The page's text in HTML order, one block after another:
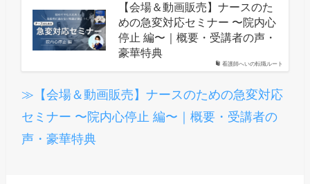
看護師へいの転職ルート
【会場＆動画販売】ナースのた
めの急変対応セミナー 〜院内心
停止 編〜｜概要・受講者の声・
豪華特典
≫【会場＆動画販売】ナースのための急変対応
セミナー 〜院内心停止 編〜｜概要・受講者の
声・豪華特典